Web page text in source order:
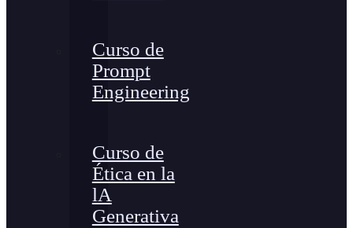
Curso de
Prompt
Engineering
Curso de
Ética en la
lA
Generativa